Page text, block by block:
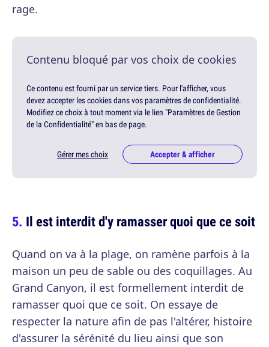
rage.
Contenu bloqué par vos choix de cookies
Ce contenu est fourni par un service tiers. Pour l'afficher, vous
devez accepter les cookies dans vos paramètres de confidentialité.
Modifiez ce choix à tout moment via le lien "Paramètres de Gestion
de la Confidentialité" en bas de page.
Gérer mes choix Accepter & afficher
Il est interdit d'y ramasser quoi que ce soit
Quand on va à la plage, on ramène parfois à la
maison un peu de sable ou des coquillages. Au
Grand Canyon, il est formellement interdit de
ramasser quoi que ce soit. On essaye de
respecter la nature afin de pas l'altérer, histoire
d'assurer la sérénité du lieu ainsi que son